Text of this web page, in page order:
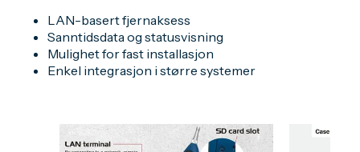
LAN-basert fjernaksess
Sanntidsdata og statusvisning
Mulighet for fast installasjon
Enkel integrasjon i større systemer